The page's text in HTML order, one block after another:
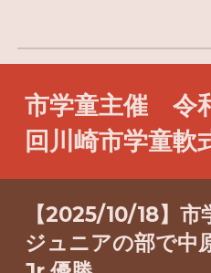
市学童主催 令
回川崎市学童軟
【2025/10/18】
ジュニアの部で中